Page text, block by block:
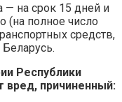
— на срок 15 дней и
(на полное число
средств,
Республики
причиненный: